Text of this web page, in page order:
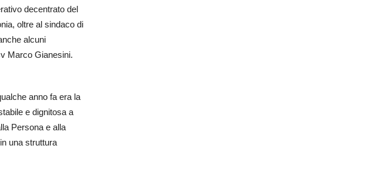
decentrato del
oltre al sindaco di
alcuni
Marco Gianesini.
anno fa era la
e dignitosa a
Persona e alla
una struttura